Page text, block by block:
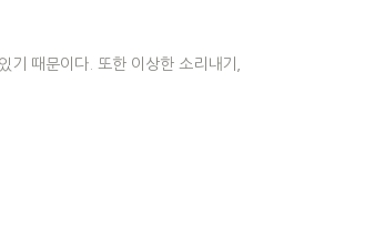
때문이다. 또한 이상한 소리내기,